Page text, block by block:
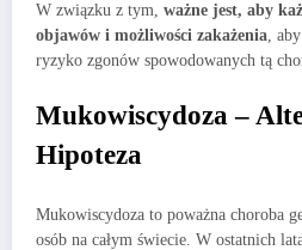
W związku z tym, ważne jest, aby
objawów i możliwości zakażenia,
ryzyko zgonów spowodowanych tą
Mukowiscydoza –
Hipoteza
Mukowiscydoza to poważna choroba
osób na całym świecie. W ostatnich